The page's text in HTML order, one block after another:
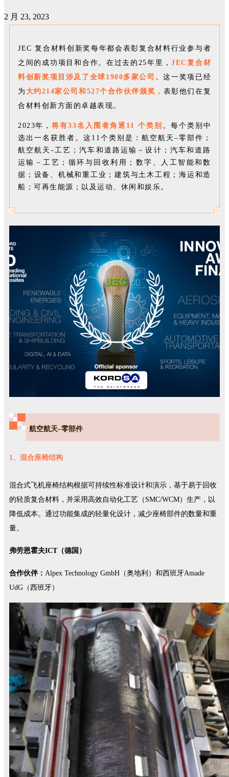
2 月 23, 2023
JEC 复合材料创新奖每年都会表彰复合材料行业参与者
之间的成功项目和合作。在过去的25年里，JEC复合材
料创新奖项目涉及了全球1900多家公司。这一奖项已经
为 大约214家公司和527个合作伙伴颁奖， 表彰他们在复
合材料创新方面的卓越表现。
2023年，将有33名入围者角逐11 个类别 。每个类别中
选出一名获胜者。这11个类别是：航空航天–零部件；
航空航天-工艺；汽车和道路运输－设计；汽车和道路
运输－工艺；循环与回收利用；数字、人工智能和数
据；设备、机械和重工业；建筑与土木工程；海运和造
船；可再生能源；以及运动、休闲和娱乐。
航空航天–零部件
1、混合座椅结构
混合式飞机座椅结构根据可持续性标准设计和演示，基于易于回收
的轻质复合材料，并采用高效自动化工艺（SMC/WCM）生产，以
降低成本。通过功能集成的轻量化设计，减少座椅部件的数量和重
量。
弗劳恩霍夫ICT（德国）
合作伙伴： Alpex Technology GmbH（奥地利）和西班牙Amade
UdG（西班牙）